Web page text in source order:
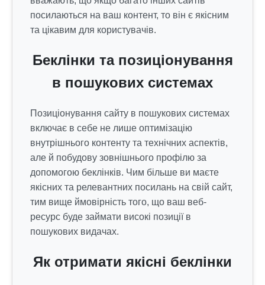
посилаються на ваш контент, то він є якісним
та цікавим для користувачів.
Беклінки та позиціонування
в пошукових системах
Позиціонування сайту в пошукових системах
включає в себе не лише оптимізацію
внутрішнього контенту та технічних аспектів,
але й побудову зовнішнього профілю за
допомогою беклінків. Чим більше ви маєте
якісних та релевантних посилань на свій сайт,
тим вище ймовірність того, що ваш веб-
ресурс буде займати високі позиції в
пошукових видачах.
Як отримати якісні беклінки